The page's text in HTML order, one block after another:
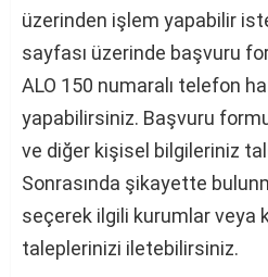
üzerinden işlem yapabilir
sayfası üzerinde başvuru
ALO 150 numaralı telefon
yapabilirsiniz. Başvuru
ve diğer kişisel bilgileriniz
Sonrasında şikayette
seçerek ilgili kurumlar veya
taleplerinizi iletebilirsiniz.